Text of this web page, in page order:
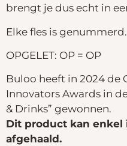
brengt je dus echt in
Elke fles is genummerd.
OPGELET: OP = OP
Buloo heeft in 2024 de
Innovators Awards in
& Drinks” gewonnen.
Dit product kan
afgehaald.